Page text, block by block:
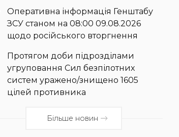
Оперативна інформація Генштабу
ЗСУ станом на 08:00 09.08.2026
щодо російського вторгнення
Протягом доби підрозділами
угруповання Сил безпілотних
систем уражено/знищено 1605
цілей противника
Більше новин